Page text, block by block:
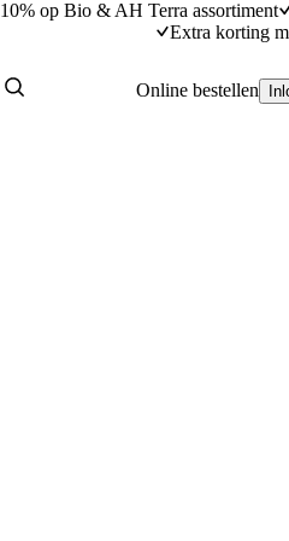
10% op Bio & AH Terra assortiment
Extra korting
Online bestellen